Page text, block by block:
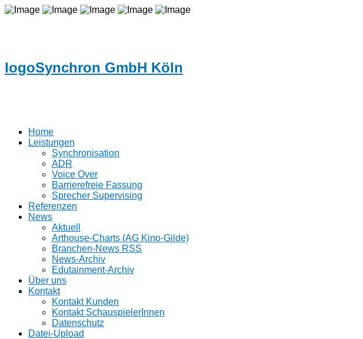
logoSynchron GmbH Köln
Home
Leistungen
Synchronisation
ADR
Voice Over
Barrierefreie Fassung
Sprecher Supervising
Referenzen
News
Aktuell
Arthouse-Charts (AG Kino-Gilde)
Branchen-News RSS
News-Archiv
Edutainment-Archiv
Über uns
Kontakt
Kontakt Kunden
Kontakt SchauspielerInnen
Datenschutz
Datei-Upload